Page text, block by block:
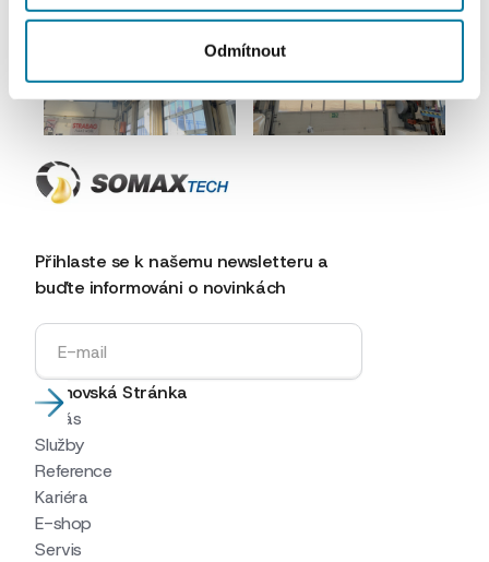
Odmítnout
Přihlaste se k našemu newsletteru a
buďte informováni o novinkách
Domovská Stránka
O nás
Služby
Reference
Kariéra
E-shop
Servis